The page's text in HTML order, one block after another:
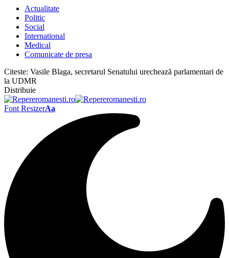
Actualitate
Politic
Social
International
Medical
Comunicate de presa
Citeste: Vasile Blaga, secretarul Senatului urechează parlamentari de
la UDMR
Distribuie
Font ResizerAa